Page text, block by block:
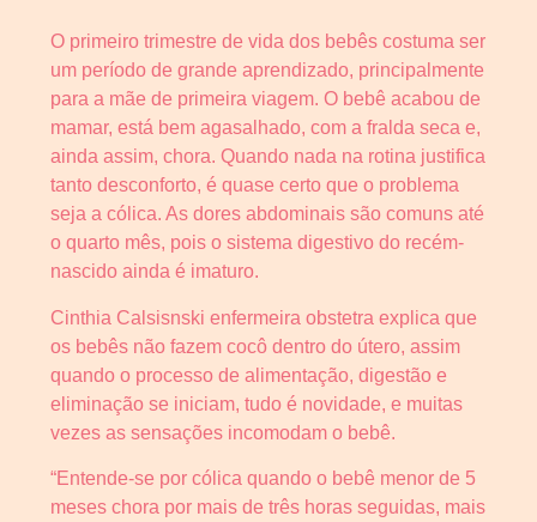
O primeiro trimestre de vida dos bebês costuma ser
um período de grande aprendizado, principalmente
para a mãe de primeira viagem. O bebê acabou de
mamar, está bem agasalhado, com a fralda seca e,
ainda assim, chora. Quando nada na rotina justifica
tanto desconforto, é quase certo que o problema
seja a cólica. As dores abdominais são comuns até
o quarto mês, pois o sistema digestivo do recém-
nascido ainda é imaturo.
Cinthia Calsisnski enfermeira obstetra explica que
os bebês não fazem cocô dentro do útero, assim
quando o processo de alimentação, digestão e
eliminação se iniciam, tudo é novidade, e muitas
vezes as sensações incomodam o bebê.
“Entende-se por cólica quando o bebê menor de 5
meses chora por mais de três horas seguidas, mais